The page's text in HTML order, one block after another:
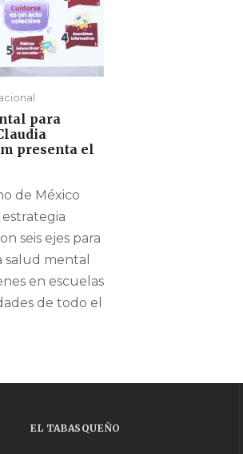
para
presenta el
de México
estrategia
seis ejes para
salud mental
en escuelas
de todo el
EL TABASQUEÑO